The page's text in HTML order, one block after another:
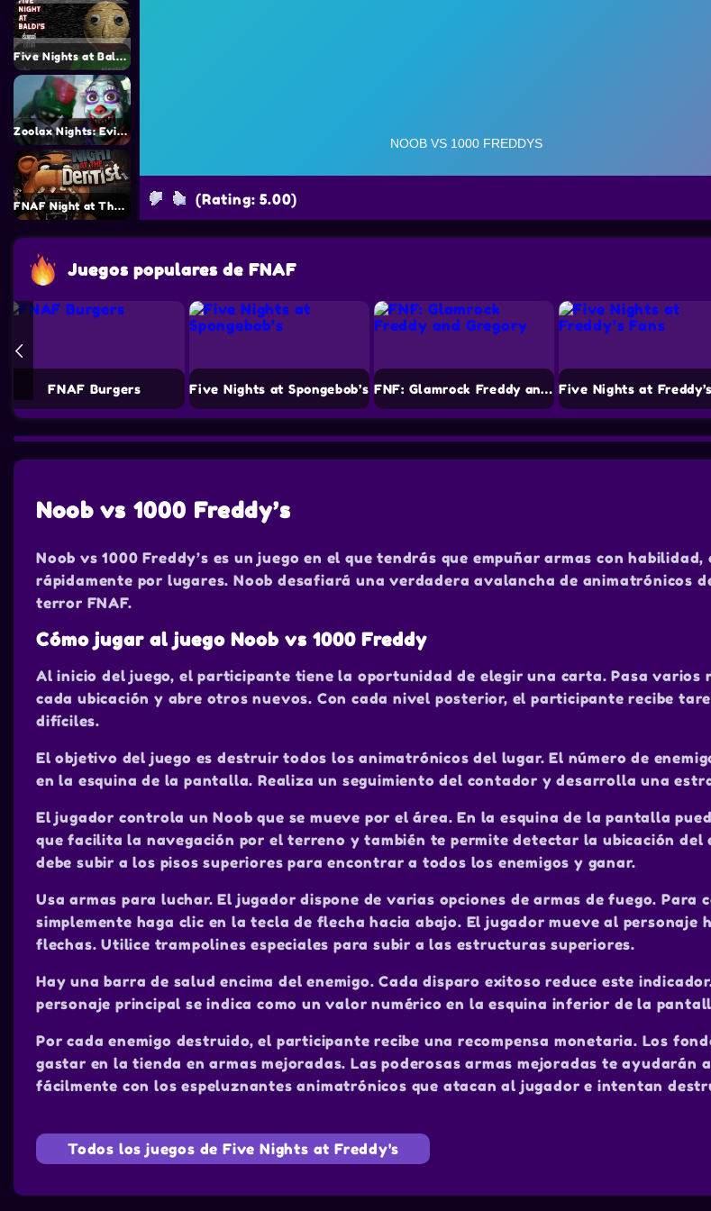
Five Nights at Baldi’s
Zoolax Nights: Evil Clowns
FNAF Night at The Dentist (Rating: 5.00)
Juegos populares de FNAF
FNAF Burgers Five Nights at Spongebob’s FNF: Glamrock Freddy and Gregory
Noob vs 1000 Freddy’s
Noob vs 1000 Freddy’s es un juego en el que tendrás que empuñar armas con
rápidamente por lugares. Noob desafiará una verdadera avalancha de animatrónicos
terror FNAF.
Cómo jugar al juego Noob vs 1000 Freddy
Al inicio del juego, el participante tiene la oportunidad de elegir una carta. Pasa varios
cada ubicación y abre otros nuevos. Con cada nivel posterior, el participante recibe
difíciles.
El objetivo del juego es destruir todos los animatrónicos del lugar. El número de
en la esquina de la pantalla. Realiza un seguimiento del contador y desarrolla una
El jugador controla un Noob que se mueve por el área. En la esquina de la pantalla
que facilita la navegación por el terreno y también te permite detectar la ubicación del
debe subir a los pisos superiores para encontrar a todos los enemigos y ganar.
Usa armas para luchar. El jugador dispone de varias opciones de armas de fuego. Para
simplemente haga clic en la tecla de flecha hacia abajo. El jugador mueve al personaje
flechas. Utilice trampolines especiales para subir a las estructuras superiores.
Hay una barra de salud encima del enemigo. Cada disparo exitoso reduce este
personaje principal se indica como un valor numérico en la esquina inferior de la
Por cada enemigo destruido, el participante recibe una recompensa monetaria. Los
gastar en la tienda en armas mejoradas. Las poderosas armas mejoradas te ayudarán
fácilmente con los espeluznantes animatrónicos que atacan al jugador e intentan
Todos los juegos de Five Nights at Freddy's